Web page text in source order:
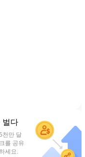
벌다
천만 달
를 공유
세요.